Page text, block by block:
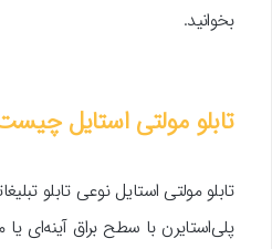
بخوانید.
تابلو مولتی استایل
تابلو مولتی استایل نوعی تابلو
پلی‌استایرن با سطح براق آینه‌ای